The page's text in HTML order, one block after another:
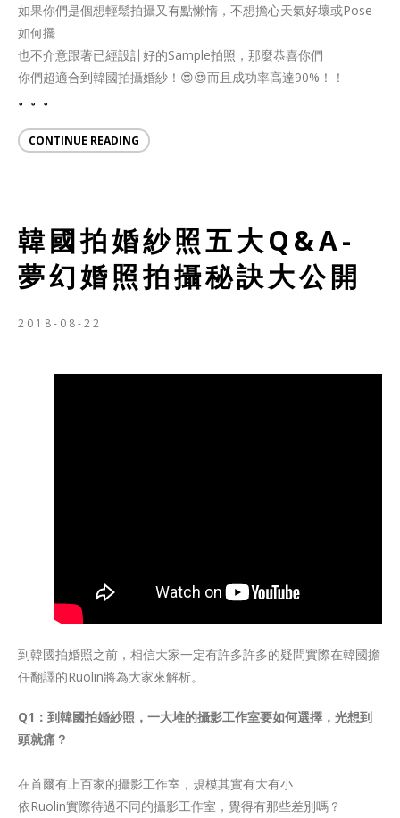
如果你們是個想輕鬆拍攝又有點懶惰，不想擔心天氣好壞或Pose
如何擺
也不介意跟著已經設計好的Sample拍照，那麼恭喜你們
你們超適合到韓國拍攝婚紗！😍😍而且成功率高達90%！！
。。。
CONTINUE READING
韓國拍婚紗照五大Q&A-
夢幻婚照拍攝秘訣大公開
2018-08-22
到韓國拍婚照之前，相信大家一定有許多許多的疑問實際在韓國擔
任翻譯的Ruolin將為大家來解析。
Q1：到韓國拍婚紗照，一大堆的攝影工作室要如何選擇，光想到
頭就痛？
在首爾有上百家的攝影工作室，規模其實有大有小
依Ruolin實際待過不同的攝影工作室，覺得有那些差別嗎？